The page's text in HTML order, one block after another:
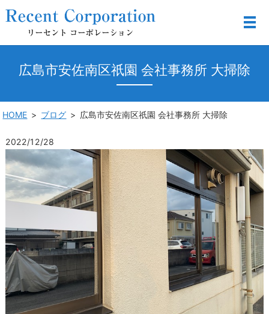
広島市安佐南区祇園 会社事務所 大掃除
HOME ブログ 広島市安佐南区祇園 会社事務所 大掃除
2022/12/28